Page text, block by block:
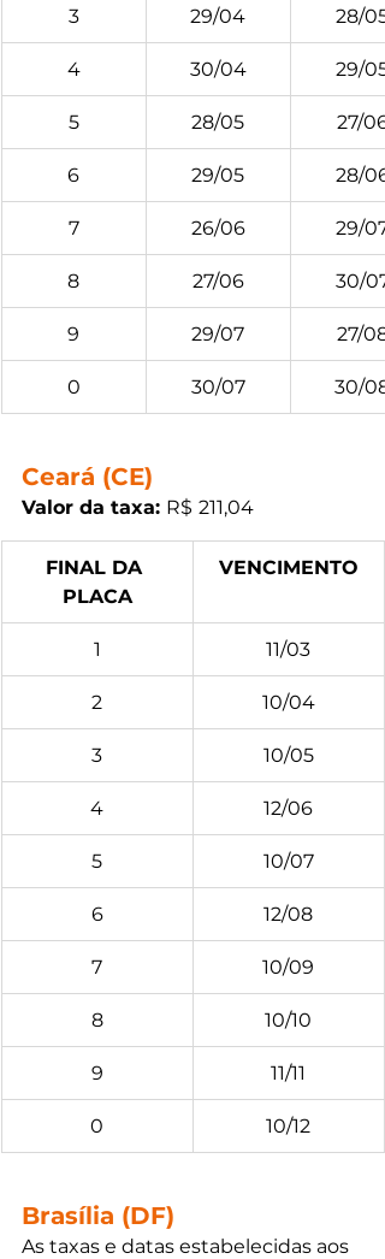
3 29/04 28/05
4 30/04 29/05
5 28/05 27/06
6 29/05 28/06
7 26/06 29/07
8 27/06 30/07
9 29/07 27/08
0 30/07 30/08
Ceará (CE)
Valor da taxa: R$ 211,04
FINAL DA
PLACA
VENCIMENTO
1 11/03
2 10/04
3 10/05
4 12/06
5 10/07
6 12/08
7 10/09
8 10/10
9 11/11
0 10/12
Brasília (DF)
As taxas e datas estabelecidas aos